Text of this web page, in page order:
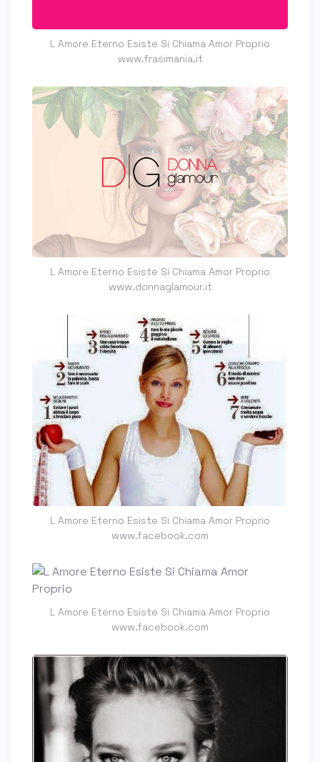
L Amore Eterno Esiste Si Chiama Amor Proprio
www.frasimania.it
L Amore Eterno Esiste Si Chiama Amor Proprio
www.donnaglamour.it
L Amore Eterno Esiste Si Chiama Amor Proprio
www.facebook.com
L Amore Eterno Esiste Si Chiama Amor Proprio
www.facebook.com